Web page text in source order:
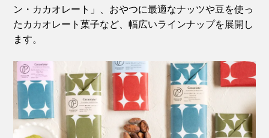
ン・カカオレート」、おやつに最適なナッツや豆を使っ
たカカオレート菓子など、幅広いラインナップを展開し
ます。